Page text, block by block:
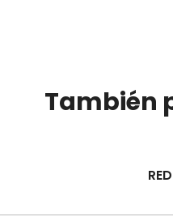
También